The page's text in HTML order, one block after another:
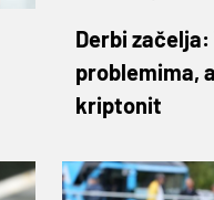
Derbi
problemima,
kriptonit